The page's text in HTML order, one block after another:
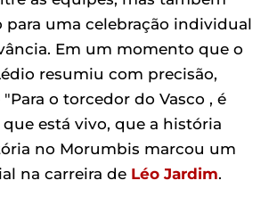
para uma celebração individual
Em um momento que o
resumiu com precisão,
o torcedor do Vasco , é
está vivo, que a história
no Morumbis marcou um
na carreira de Léo Jardim.